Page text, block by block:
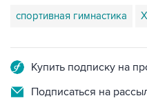
спортивная гимнастика
Купить подписку на
Подписаться на